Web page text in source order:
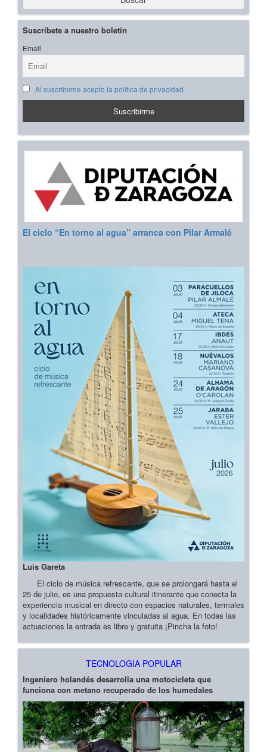
Suscríbete a nuestro boletín
Email
Al suscribirme acepto la política de privacidad
El ciclo “En torno al agua” arranca con Pilar Armalé
Luis Gareta
El ciclo de música refrescante, que se prolongará hasta el
25 de julio, es una propuesta cultural itinerante que conecta la
experiencia musical en directo con espacios naturales, termales
y localidades históricamente vinculadas al agua. En todas las
actuaciones la entrada es libre y gratuita ¡Pincha la foto!
TECNOLOGIA POPULAR
Ingeniero holandés desarrolla una motocicleta que
funciona con metano recuperado de los humedales